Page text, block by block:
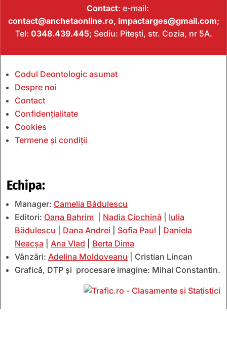
Contact: e-mail:
contact@anchetaonline.ro, impactarges@gmail.com;
Tel: 0348.439.445; Sediu: Pitești, str. Cozia, nr 5A.
Codul Deontologic asumat
Despre noi
Contact
Confidențialitate
Cookies
Termene și condiții
Echipa:
Manager: Camelia Bădulescu
Editori: Oana Bahrim Nadia Ciochină
Iulia
Bădulescu
Dana Andrei Sofia Paul
Daniela
Neacșa
Ana Vlad
Berta Dima
Vânzări: Adelina Moldoveanu | Cristian Lincan
Grafică, DTP și procesare imagine: Mihai Constantin.